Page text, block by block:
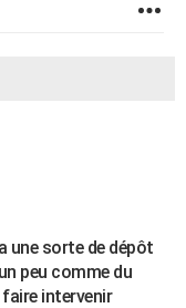
une sorte de dépôt
peu comme du
intervenir